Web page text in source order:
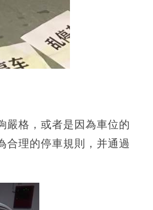
嚴格，或者是因為車位的
合理的停車規則，并通過